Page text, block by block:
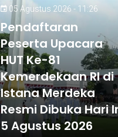
05 Agustus 2026 - 11:26
Pendaftaran
Peserta Upacara
HUT Ke-81
Kemerdekaan RI di
Istana Merdeka
Resmi Dibuka Hari
5 Agustus 2026